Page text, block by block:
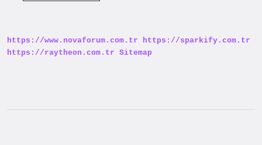
https://www.novaforum.com.tr
https://sparkify.com.tr
https://raytheon.com.tr Sitemap